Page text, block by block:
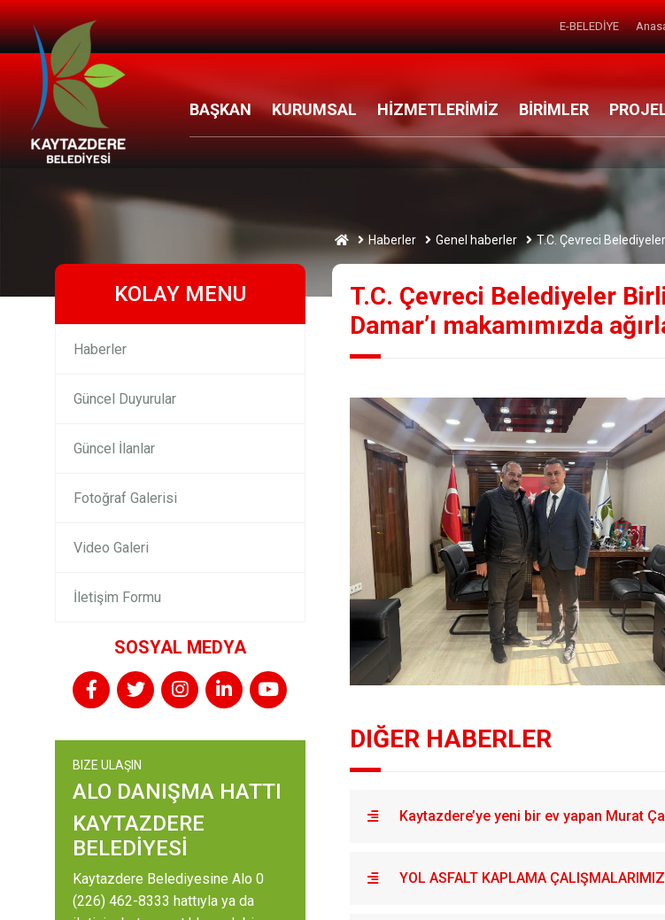
E-BELEDİYE
BAŞKAN KURUMSAL HİZMETLERİMİZ BİRİMLER
Haberler Genel haberler T.C. Çevreci
KOLAY MENU
Haberler
Güncel Duyurular
Güncel İlanlar
Fotoğraf Galerisi
Video Galeri
İletişim Formu
SOSYAL MEDYA
BIZE ULAŞIN
ALO DANIŞMA HATTI
KAYTAZDERE
BELEDİYESİ
Kaytazdere Belediyesine Alo 0
(226) 462-8333 hattıyla ya da
T.C. Çevreci Belediyeler
Damar’ı makamımızda
DIĞER HABERLER
Kaytazdere’ye yeni bir ev yapan Murat
YOL ASFALT KAPLAMA